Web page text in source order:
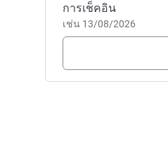
จองโรงแรมนี้
การเช็คอิน
เช่น 13/08/2026